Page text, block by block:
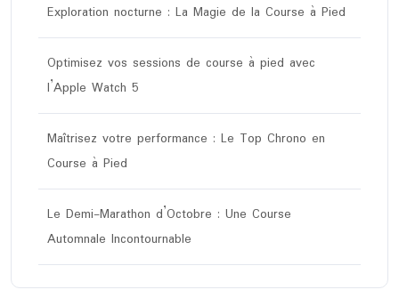
Exploration nocturne : La Magie de la Course à Pied
Optimisez vos sessions de course à pied avec
l’Apple Watch 5
Maîtrisez votre performance : Le Top Chrono en
Course à Pied
Le Demi-Marathon d’Octobre : Une Course
Automnale Incontournable